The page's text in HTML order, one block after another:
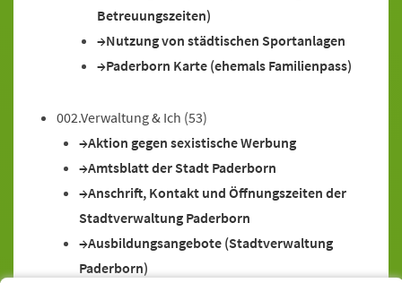
Betreuungszeiten)
Nutzung von städtischen Sportanlagen
Paderborn Karte (ehemals Familienpass)
002.Verwaltung & Ich (53)
Aktion gegen sexistische Werbung
Amtsblatt der Stadt Paderborn
Anschrift, Kontakt und Öffnungszeiten der
Stadtverwaltung Paderborn
Ausbildungsangebote (Stadtverwaltung
Paderborn)